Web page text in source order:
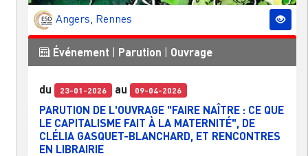
Angers, Rennes
Événement Parution Ouvrage
du 23-01-2026 au 09-04-2026
PARUTION DE L'OUVRAGE "FAIRE NAÎTRE : CE QUE
LE CAPITALISME FAIT À LA MATERNITÉ", DE
CLÉLIA GASQUET-BLANCHARD, ET RENCONTRES
EN LIBRAIRIE